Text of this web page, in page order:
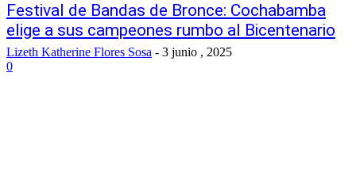
Festival de Bandas de Bronce: Cochabamba
elige a sus campeones rumbo al Bicentenario
Lizeth Katherine Flores Sosa - 3 junio , 2025
0